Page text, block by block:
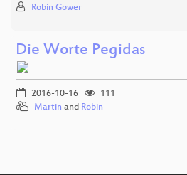
Robin Gower
Die Worte Pegidas
2016-10-16
111
Martin and Robin